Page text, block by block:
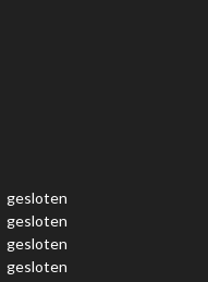
gesloten
gesloten
gesloten
gesloten